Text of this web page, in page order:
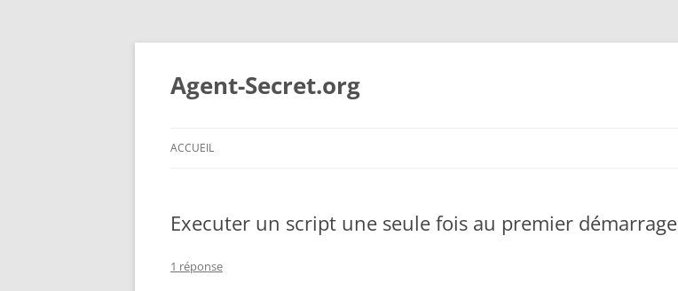
Aller
Agent-Secret.org
ACCUEIL
Executer un script une seule fois au premier démarrage
1 réponse